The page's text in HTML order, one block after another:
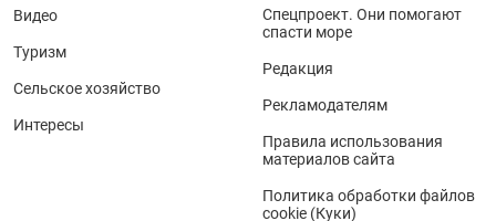
Видео
Туризм
Сельское хозяйство
Интересы
Спецпроект. Они помогают
спасти море
Редакция
Рекламодателям
Правила использования
материалов сайта
Политика обработки файлов
cookie (Куки)